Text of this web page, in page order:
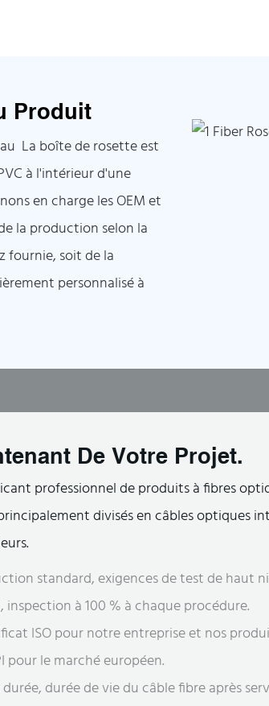
Produit
La boîte de rosette est
à l'intérieur d'une
en charge les OEM et
la production selon la
fournie, soit de la
personnalisé à
De Votre Projet.
professionnel de produits à fibres
divisés en câbles optiques
standard, exigences de test de haut
à 100 % à chaque procédure.
ISO pour notre entreprise et nos
pour le marché européen.
durée de vie du câble fibre après